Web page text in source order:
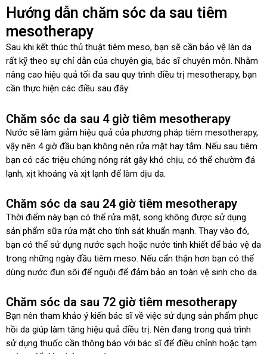
Hướng dẫn chăm sóc da sau tiêm
mesotherapy
Sau khi kết thúc thủ thuật tiêm meso, bạn sẽ cần bảo vệ làn da
rất kỹ theo sự chỉ dẫn của chuyên gia, bác sĩ chuyên môn. Nhằm
nâng cao hiệu quả tối đa sau quy trình điều trị mesotherapy, bạn
cần thực hiện các điều sau đây:
Chăm sóc da sau 4 giờ tiêm mesotherapy
Nước sẽ làm giảm hiệu quả của phương pháp tiêm mesotherapy,
vậy nên 4 giờ đầu bạn không nên rửa mặt hay tắm. Nếu sau tiêm
bạn có các triệu chứng nóng rát gây khó chịu, có thể chườm đá
lạnh, xịt khoáng và xịt lạnh để làm dịu da.
Chăm sóc da sau 24 giờ tiêm mesotherapy
Thời điểm này bạn có thể rửa mặt, song không được sử dụng
sản phẩm sữa rửa mặt cho tính sát khuẩn mạnh. Thay vào đó,
bạn có thể sử dụng nước sạch hoặc nước tinh khiết để bảo vệ da
trong những ngày đầu tiêm meso. Nếu cẩn thận hơn bạn có thể
dùng nước đun sôi để nguội để đảm bảo an toàn vệ sinh cho da.
Chăm sóc da sau 72 giờ tiêm mesotherapy
Bạn nên tham khảo ý kiến bác sĩ về việc sử dụng sản phẩm phục
hồi da giúp làm tăng hiệu quả điều trị. Nên đang trong quá trình
sử dụng thuốc cần thông báo với bác sĩ để điều chỉnh hoặc tạm